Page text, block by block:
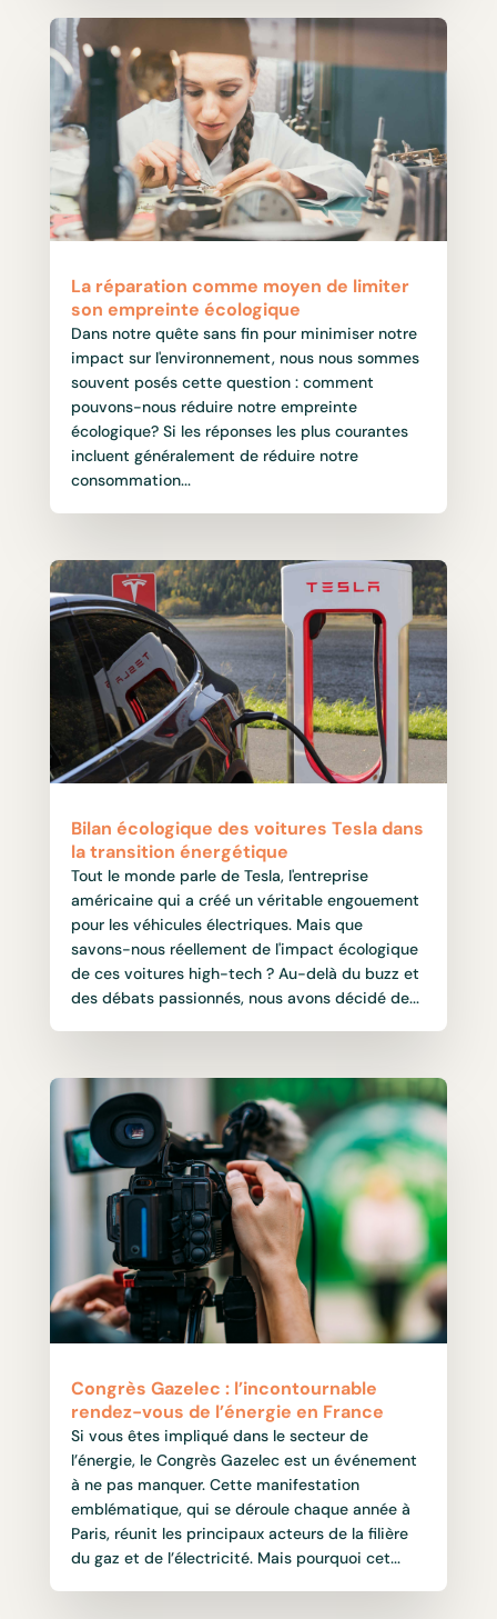
La réparation comme moyen de limiter
son empreinte écologique
Dans notre quête sans fin pour minimiser notre
impact sur l'environnement, nous nous sommes
souvent posés cette question : comment
pouvons-nous réduire notre empreinte
écologique? Si les réponses les plus courantes
incluent généralement de réduire notre
consommation...
Bilan écologique des voitures Tesla dans
la transition énergétique
Tout le monde parle de Tesla, l'entreprise
américaine qui a créé un véritable engouement
pour les véhicules électriques. Mais que
savons-nous réellement de l'impact écologique
de ces voitures high-tech ? Au-delà du buzz et
des débats passionnés, nous avons décidé de...
Congrès Gazelec : l’incontournable
rendez-vous de l’énergie en France
Si vous êtes impliqué dans le secteur de
l’énergie, le Congrès Gazelec est un événement
à ne pas manquer. Cette manifestation
emblématique, qui se déroule chaque année à
Paris, réunit les principaux acteurs de la filière
du gaz et de l’électricité. Mais pourquoi cet...